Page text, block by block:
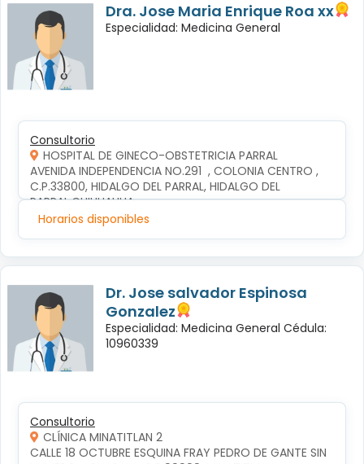
Dra. Jose Maria Enrique Roa xx
Especialidad: Medicina General
Consultorio
HOSPITAL DE GINECO-OBSTETRICIA PARRAL
AVENIDA INDEPENDENCIA NO.291  , COLONIA CENTRO ,
C.P.33800, HIDALGO DEL PARRAL, HIDALGO DEL
PARRAL,CHIHUAHUA
Horarios disponibles
Dr. Jose salvador Espinosa
Gonzalez
Especialidad: Medicina General Cédula:
10960339
Consultorio
CLÍNICA MINATITLAN 2
CALLE 18 OCTUBRE ESQUINA FRAY PEDRO DE GANTE SIN